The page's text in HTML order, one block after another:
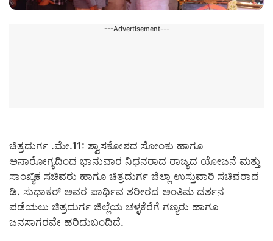
---Advertisement---
ಚಿತ್ರದುರ್ಗ .ಮೇ.11: ಶ್ವಾಸಕೋಶದ ಸೋಂಕು ಹಾಗೂ
ಅನಾರೋಗ್ಯದಿಂದ ಭಾನುವಾರ ನಿಧನರಾದ ರಾಜ್ಯದ ಯೋಜನೆ ಮತ್ತು
ಸಾಂಖ್ಯಿಕ ಸಚಿವರು ಹಾಗೂ ಚಿತ್ರದುರ್ಗ ಜಿಲ್ಲಾ ಉಸ್ತುವಾರಿ ಸಚಿವರಾದ
ಡಿ. ಸುಧಾಕರ್ ಅವರ ಪಾರ್ಥಿವ ಶರೀರದ ಅಂತಿಮ ದರ್ಶನ
ಪಡೆಯಲು ಚಿತ್ರದುರ್ಗ ಜಿಲ್ಲೆಯ ಚಳ್ಳಕೆರೆಗೆ ಗಣ್ಯರು ಹಾಗೂ
ಜನಸಾಗರವೇ ಹರಿದುಬಂದಿದೆ.